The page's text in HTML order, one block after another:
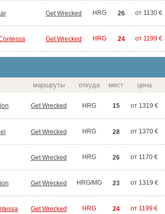
Get Wrecked HRG 26 от 1130 €
Get Wrecked HRG 24 от 1199 €
маршруты откуда мест цена
Get Wrecked HRG 15 от 1319 €
Get Wrecked HRG 28 от 1370 €
Get Wrecked HRG 26 от 1170 €
Get Wrecked HRG/MG 23 от 1319 €
Get Wrecked HRG 24 от 1199 €